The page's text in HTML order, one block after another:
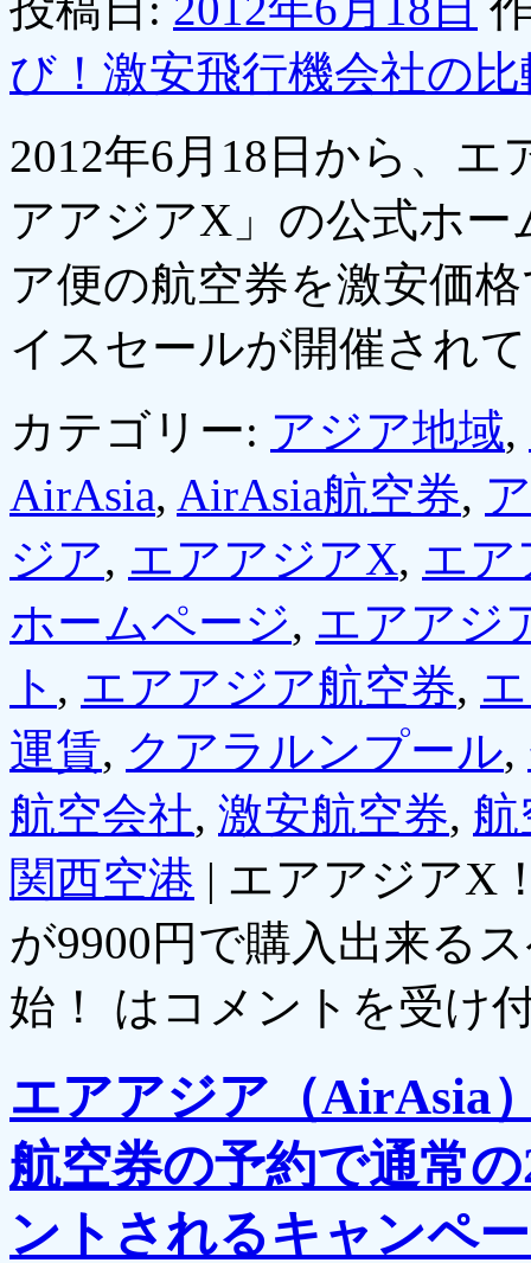
び！激安飛行機会社の
2012年6月18日から、
アアジアX」の公式ホ
ア便の航空券を激安価
イスセールが開催され
カテゴリー: アジア地域,
AirAsia, AirAsia航空券,
ジア, エアアジアX, エア
ホームページ, エアアジ
ト , エアアジア航空券,
運賃, クアラルンプール,
航空会社, 激安航空券, 航
関西空港 | エアアジアX
が9900円で購入出来る
始！ は コメントを受け
エアアジア（AirAsia
航空券の予約で通常
ントされるキャンペ